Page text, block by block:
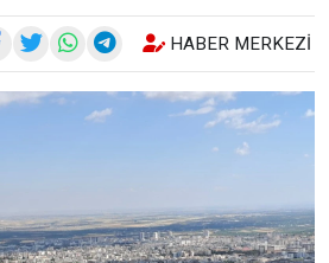
HABER MERKEZI